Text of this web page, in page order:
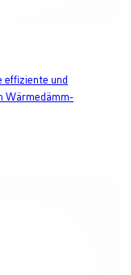
effiziente und
Wärmedämm-